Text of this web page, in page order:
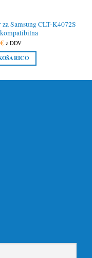
za Samsung CLT-K4072S
€ z DDV